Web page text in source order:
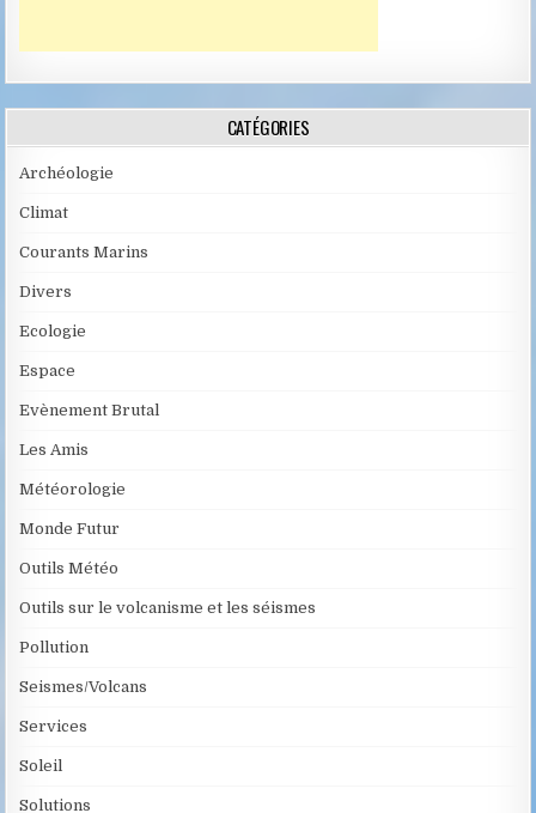
CATÉGORIES
Archéologie
Climat
Courants Marins
Divers
Ecologie
Espace
Evènement Brutal
Les Amis
Météorologie
Monde Futur
Outils Météo
Outils sur le volcanisme et les séismes
Pollution
Seismes/Volcans
Services
Soleil
Solutions